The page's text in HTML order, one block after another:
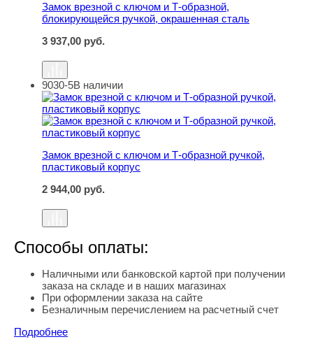
Замок врезной с ключом и Т-образной,
блокирующейся ручкой, окрашенная сталь
3 937,00 руб.
Замок врезной с ключом и Т-образной ручкой,
9030-5В наличии
Замок врезной с ключом и Т-образной ручкой,
пластиковый корпус
2 944,00 руб.
Способы оплаты:
Наличными или банковской картой при получении
заказа на складе и в наших магазинах
При оформлении заказа на сайте
Безналичным перечислением на расчетный счет
Подробнее